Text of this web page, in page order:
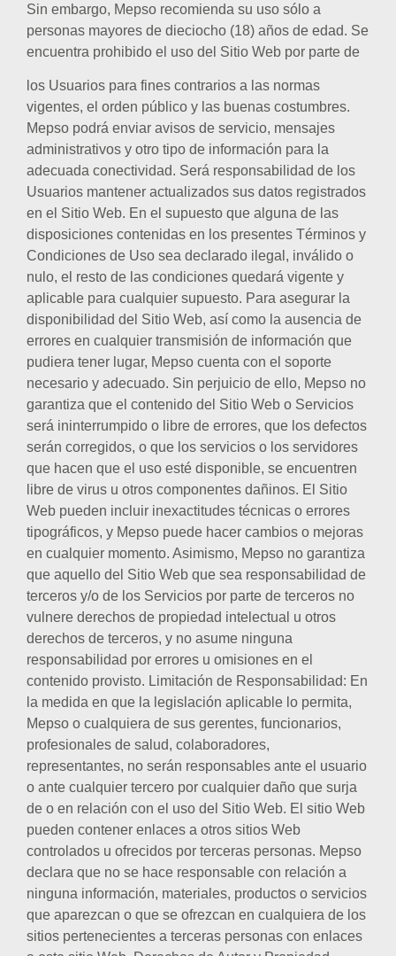
Sin embargo, Mepso recomienda su uso sólo a
personas mayores de dieciocho (18) años de edad. Se
encuentra prohibido el uso del Sitio Web por parte de
los Usuarios para fines contrarios a las normas
vigentes, el orden público y las buenas costumbres.
Mepso podrá enviar avisos de servicio, mensajes
administrativos y otro tipo de información para la
adecuada conectividad. Será responsabilidad de los
Usuarios mantener actualizados sus datos registrados
en el Sitio Web. En el supuesto que alguna de las
disposiciones contenidas en los presentes Términos y
Condiciones de Uso sea declarado ilegal, inválido o
nulo, el resto de las condiciones quedará vigente y
aplicable para cualquier supuesto. Para asegurar la
disponibilidad del Sitio Web, así como la ausencia de
errores en cualquier transmisión de información que
pudiera tener lugar, Mepso cuenta con el soporte
necesario y adecuado. Sin perjuicio de ello, Mepso no
garantiza que el contenido del Sitio Web o Servicios
será ininterrumpido o libre de errores, que los defectos
serán corregidos, o que los servicios o los servidores
que hacen que el uso esté disponible, se encuentren
libre de virus u otros componentes dañinos. El Sitio
Web pueden incluir inexactitudes técnicas o errores
tipográficos, y Mepso puede hacer cambios o mejoras
en cualquier momento. Asimismo, Mepso no garantiza
que aquello del Sitio Web que sea responsabilidad de
terceros y/o de los Servicios por parte de terceros no
vulnere derechos de propiedad intelectual u otros
derechos de terceros, y no asume ninguna
responsabilidad por errores u omisiones en el
contenido provisto. Limitación de Responsabilidad: En
la medida en que la legislación aplicable lo permita,
Mepso o cualquiera de sus gerentes, funcionarios,
profesionales de salud, colaboradores,
representantes, no serán responsables ante el usuario
o ante cualquier tercero por cualquier daño que surja
de o en relación con el uso del Sitio Web. El sitio Web
pueden contener enlaces a otros sitios Web
controlados u ofrecidos por terceras personas. Mepso
declara que no se hace responsable con relación a
ninguna información, materiales, productos o servicios
que aparezcan o que se ofrezcan en cualquiera de los
sitios pertenecientes a terceras personas con enlaces